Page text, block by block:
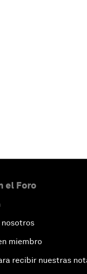
el Foro
nosotros
miembro
recibir nuestras